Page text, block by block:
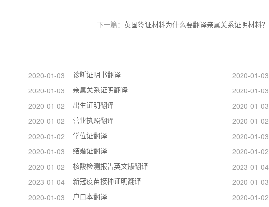
下一篇： 英国签证材料为什么要翻译亲属关系证明材料？
2020-01-03 诊断证明书翻译
2020-01-03
2020-01-03 亲属关系证明翻译
2020-01-03
2020-01-02 出生证明翻译
2020-01-03
2020-01-02 营业执照翻译
2020-01-02
2020-01-02 学位证翻译
2020-01-03
2020-01-03 结婚证翻译
2020-01-02
2020-01-02 核酸检测报告英文版翻译
2023-01-04
2023-01-04 新冠疫苗接种证明翻译
2020-01-03
2020-01-03 户口本翻译 2020-01-02